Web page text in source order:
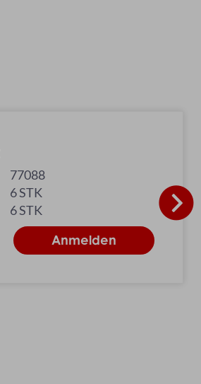
77088
6 STK
6 STK